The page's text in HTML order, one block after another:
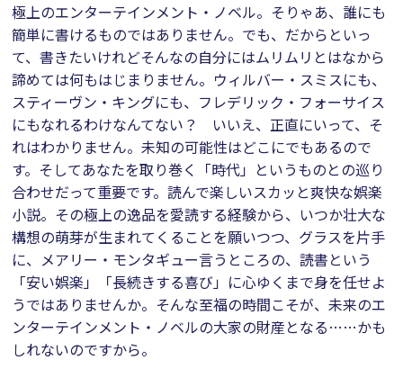
極上のエンターテインメント・ノベル。そりゃあ、誰にも
簡単に書けるものではありません。でも、だからといっ
て、書きたいけれどそんなの自分にはムリムリとはなから
諦めては何もはじまりません。ウィルバー・スミスにも、
スティーヴン・キングにも、フレデリック・フォーサイス
にもなれるわけなんてない？ いいえ、正直にいって、そ
れはわかりません。未知の可能性はどこにでもあるので
す。そしてあなたを取り巻く「時代」というものとの巡り
合わせだって重要です。読んで楽しいスカッと爽快な娯楽
小説。その極上の逸品を愛読する経験から、いつか壮大な
構想の萌芽が生まれてくることを願いつつ、グラスを片手
に、メアリー・モンタギュー言うところの、読書という
「安い娯楽」「長続きする喜び」に心ゆくまで身を任せよ
うではありませんか。そんな至福の時間こそが、未来のエ
ンターテインメント・ノベルの大家の財産となる……かも
しれないのですから。